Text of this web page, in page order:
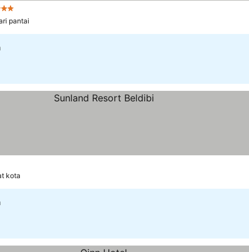
pantai
kota